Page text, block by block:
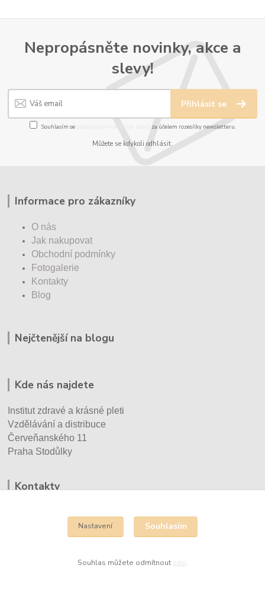
Nepropásněte novinky, akce a
slevy!
Přihlásit se
Souhlasím se za účelem rozesílky newsletteru.
Můžete se kdykoli odhlásit.
Informace pro zákazníky
O nás
Jak nakupovat
Obchodní podmínky
Fotogalerie
Kontakty
Blog
Nejčtenější na blogu
Kde nás najdete
Institut zdravé a krásné pleti
Vzdělávání a distribuce
Červeňanského 11
Praha Stodůlky
Kontakty
+420 732 930 670
Nastavení Souhlasím
Souhlas můžete odmítnout zde .